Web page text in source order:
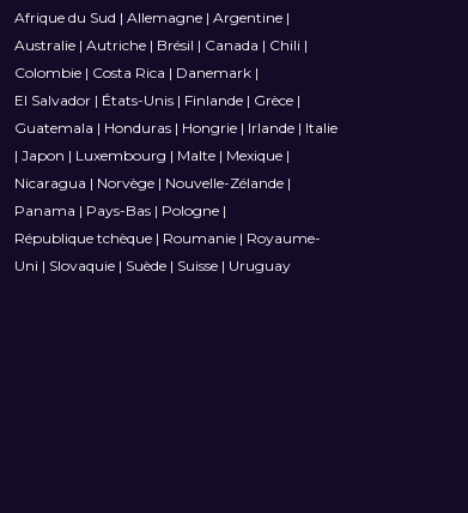
Afrique du Sud | Allemagne| Argentine|
Australie| Autriche| Brésil | Canada | Chili |
Colombie| Costa Rica | Danemark|
El Salvador| États-Unis| Finlande| Grèce|
Guatemala | Honduras| Hongrie| Irlande| Italie
| Japon | Luxembourg | Malte| Mexique|
Nicaragua | Norvège| Nouvelle-Zélande|
Panama | Pays-Bas| Pologne|
République tchèque| Roumanie| Royaume-
Uni | Slovaquie| Suède| Suisse| Uruguay